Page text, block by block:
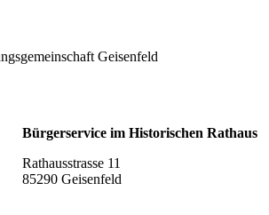
Geisenfeld
Bürgerservice im Historischen Rathaus
Rathausstrasse 11
85290 Geisenfeld